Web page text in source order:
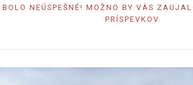
NEÚSPEŠNÉ! MOŽNO BY VÁS
PRÍSPEVKOV.